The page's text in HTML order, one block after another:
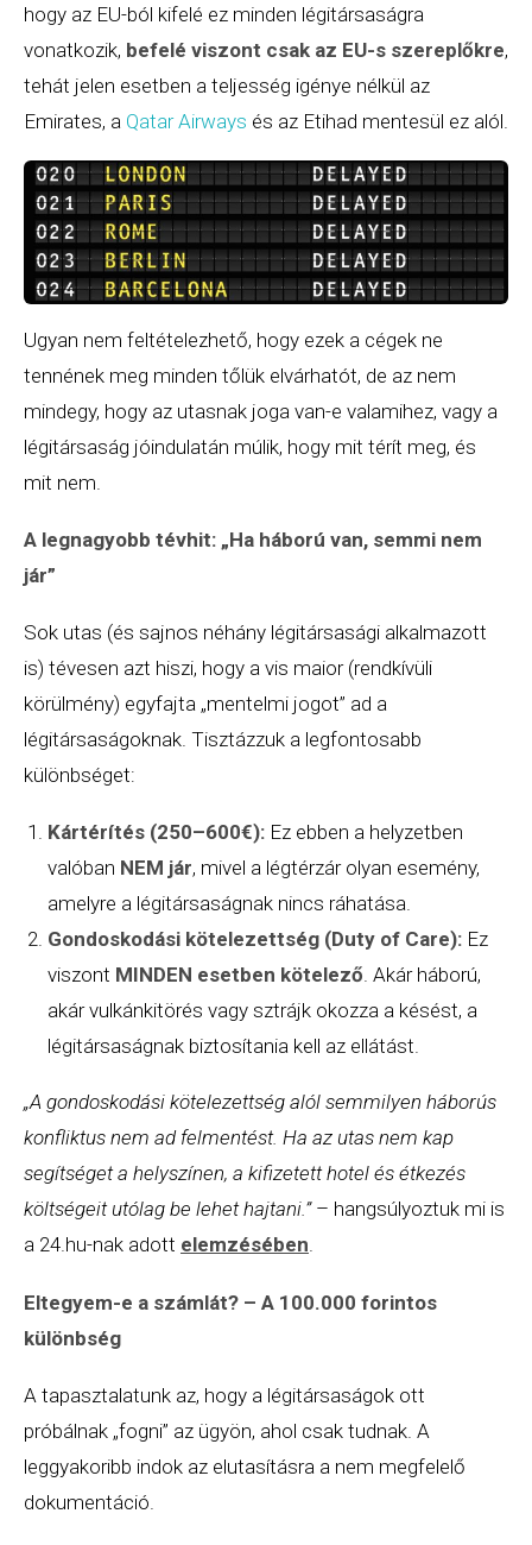
hogy az EU-ból kifelé ez minden légitársaságra
vonatkozik, befelé viszont csak az EU-s szereplőkre,
tehát jelen esetben a teljesség igénye nélkül az
Emirates, a Qatar Airways és az Etihad mentesül ez alól.
Ugyan nem feltételezhető, hogy ezek a cégek ne
tennének meg minden tőlük elvárhatót, de az nem
mindegy, hogy az utasnak joga van-e valamihez, vagy a
légitársaság jóindulatán múlik, hogy mit térít meg, és
mit nem.
A legnagyobb tévhit: „Ha háború van, semmi nem
jár”
Sok utas (és sajnos néhány légitársasági alkalmazott
is) tévesen azt hiszi, hogy a vis maior (rendkívüli
körülmény) egyfajta „mentelmi jogot” ad a
légitársaságoknak. Tisztázzuk a legfontosabb
különbséget:
Kártérítés (250–600€): Ez ebben a helyzetben
valóban NEM jár, mivel a légtérzárolyan esemény,
amelyre a légitársaságnak nincs ráhatása.
Gondoskodási kötelezettség (Duty of Care): Ez
viszont MINDEN esetben kötelező. Akár háború,
akár vulkánkitörés vagy sztrájk okozza a késést, a
légitársaságnak biztosítania kell az ellátást.
„A gondoskodási kötelezettség alól semmilyen háborús
konfliktus nem ad felmentést. Ha az utas nem kap
segítséget a helyszínen, a kifizetett hotel és étkezés
költségeit utólag be lehet hajtani.”– hangsúlyoztuk mi is
a 24.hu-nak adott elemzésében.
Eltegyem-e a számlát? – A 100.000 forintos
különbség
A tapasztalatunk az, hogy a légitársaságok ott
próbálnak „fogni” az ügyön, ahol csak tudnak. A
leggyakoribb indok az elutasításra a nem megfelelő
dokumentáció.